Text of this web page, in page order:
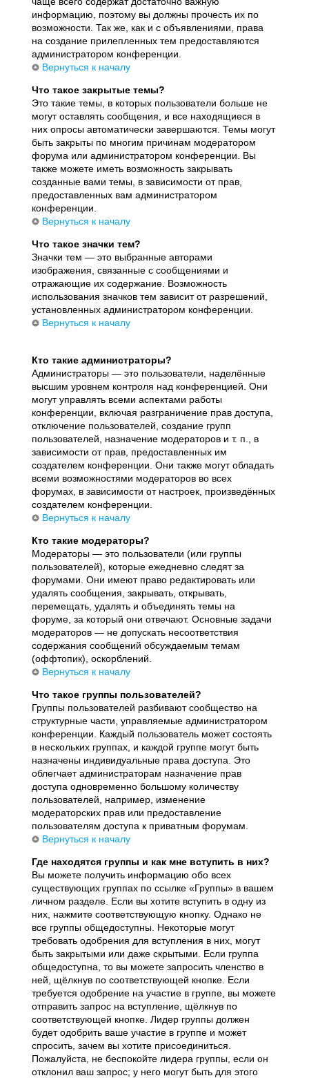
информацию, поэтому вы должны прочесть их по
возможности. Так же, как и с объявлениями, права
на создание прилепленных тем предоставляются
администратором конференции.
Вернуться к началу
Что такое закрытые темы?
Это такие темы, в которых пользователи больше не
могут оставлять сообщения, и все находящиеся в
них опросы автоматически завершаются. Темы могут
быть закрыты по многим причинам модератором
форума или администратором конференции. Вы
также можете иметь возможность закрывать
созданные вами темы, в зависимости от прав,
предоставленных вам администратором
конференции.
Вернуться к началу
Что такое значки тем?
Значки тем — это выбранные авторами
изображения, связанные с сообщениями и
отражающие их содержание. Возможность
использования значков тем зависит от разрешений,
установленных администратором конференции.
Вернуться к началу
Кто такие администраторы?
Администраторы — это пользователи, наделённые
высшим уровнем контроля над конференцией. Они
могут управлять всеми аспектами работы
конференции, включая разграничение прав доступа,
отключение пользователей, создание групп
пользователей, назначение модераторов и т. п., в
зависимости от прав, предоставленных им
создателем конференции. Они также могут обладать
всеми возможностями модераторов во всех
форумах, в зависимости от настроек, произведённых
создателем конференции.
Вернуться к началу
Кто такие модераторы?
Модераторы — это пользователи (или группы
пользователей), которые ежедневно следят за
форумами. Они имеют право редактировать или
удалять сообщения, закрывать, открывать,
перемещать, удалять и объединять темы на
форуме, за который они отвечают. Основные задачи
модераторов — не допускать несоответствия
содержания сообщений обсуждаемым темам
(оффтопик), оскорблений.
Вернуться к началу
Что такое группы пользователей?
Группы пользователей разбивают сообщество на
структурные части, управляемые администратором
конференции. Каждый пользователь может состоять
в нескольких группах, и каждой группе могут быть
назначены индивидуальные права доступа. Это
облегчает администраторам назначение прав
доступа одновременно большому количеству
пользователей, например, изменение
модераторских прав или предоставление
пользователям доступа к приватным форумам.
Вернуться к началу
Где находятся группы и как мне вступить в них?
Вы можете получить информацию обо всех
существующих группах по ссылке «Группы» в вашем
личном разделе. Если вы хотите вступить в одну из
них, нажмите соответствующую кнопку. Однако не
все группы общедоступны. Некоторые могут
требовать одобрения для вступления в них, могут
быть закрытыми или даже скрытыми. Если группа
общедоступна, то вы можете запросить членство в
ней, щёлкнув по соответствующей кнопке. Если
требуется одобрение на участие в группе, вы можете
отправить запрос на вступление, щёлкнув по
соответствующей кнопке. Лидер группы должен
будет одобрить ваше участие в группе и может
спросить, зачем вы хотите присоединиться.
Пожалуйста, не беспокойте лидера группы, если он
отклонил ваш запрос; у него могут быть для этого